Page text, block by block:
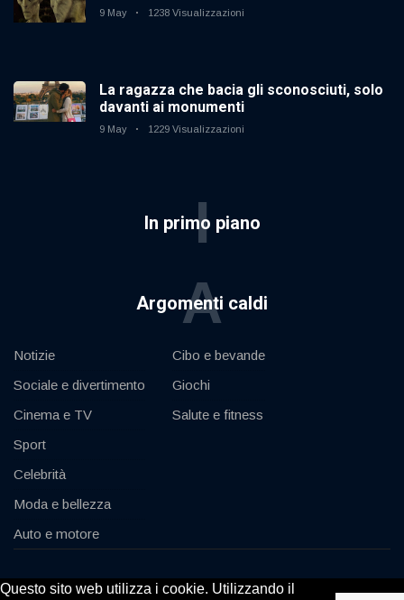
Questo sito web utilizza i cookie. Utilizzando il
9 May 1238 Visualizzazioni
La ragazza che bacia gli sconosciuti, solo
davanti ai monumenti
9 May 1229 Visualizzazioni
In primo piano
I
Argomenti caldi
A
Notizie
Sociale e divertimento
Cinema e TV
Sport
Celebrità
Moda e bellezza
Auto e motore
Cibo e bevande
Giochi
Salute e fitness
© 2020, KV-GmbH | All rights reserved